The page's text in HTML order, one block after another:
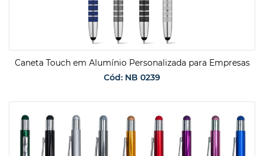
Caneta Touch em Alumínio Personalizada para Empresas
Cód: NB 0239